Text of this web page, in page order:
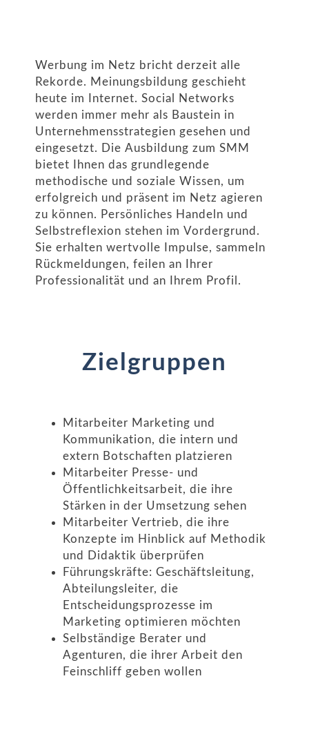
Werbung im Netz bricht derzeit alle
Rekorde. Meinungsbildung geschieht
heute im Internet. Social Networks
werden immer mehr als Baustein in
Unternehmensstrategien gesehen und
eingesetzt. Die Ausbildung zum SMM
bietet Ihnen das grundlegende
methodische und soziale Wissen, um
erfolgreich und präsent im Netz agieren
zu können. Persönliches Handeln und
Selbstreflexion stehen im Vordergrund.
Sie erhalten wertvolle Impulse, sammeln
Rückmeldungen, feilen an Ihrer
Professionalität und an Ihrem Profil.
Zielgruppen
Mitarbeiter Marketing und
Kommunikation, die intern und
extern Botschaften platzieren
Mitarbeiter Presse- und
Öffentlichkeitsarbeit, die ihre
Stärken in der Umsetzung sehen
Mitarbeiter Vertrieb, die ihre
Konzepte im Hinblick auf Methodik
und Didaktik überprüfen
Führungskräfte: Geschäftsleitung,
Abteilungsleiter, die
Entscheidungsprozesse im
Marketing optimieren möchten
Selbständige Berater und
Agenturen, die ihrer Arbeit den
Feinschliff geben wollen